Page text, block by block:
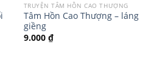
TRUYỆN TÂM HỒN CAO THƯỢNG
Tâm Hồn Cao Thượng – láng
giềng
9.000 ₫